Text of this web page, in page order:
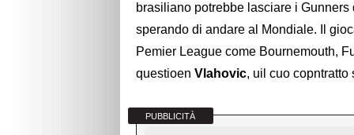
brasiliano potrebbe lasciare i
sperando di andare al Mondiale. Il
Pemier League come Bournemouth,
questioen Vlahovic, uil cuo copntratto
PUBBLICITÀ